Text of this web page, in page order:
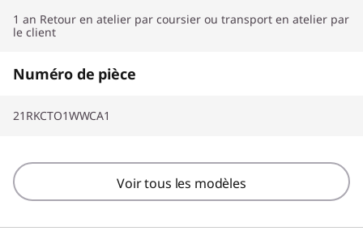
1 an Retour en atelier par coursier ou transport en atelier par
le client
Numéro de pièce
21RKCTO1WWCA1
Voir tous les modèles